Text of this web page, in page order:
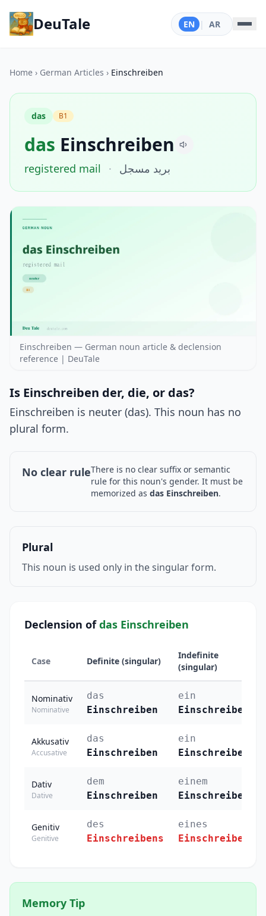
DeuTale EN | AR
Home › German Articles › Einschreiben
das B1
das Einschreiben
registered mail · بريد مسجل
Einschreiben — German noun article & declension
reference | DeuTale
Is Einschreiben der, die, or das?
Einschreiben is neuter (das). This noun has no
plural form.
No clear ruleThere is no clear suffix or semantic
rule for this noun's gender. It must be
memorized as das Einschreiben.
Plural
This noun is used only in the singular form.
Declension ofdas Einschreiben
Case Definite (singular)
Indefinite
(singular)
Nominativ
Nominative
das
Einschreiben
ein
Einschreiben
Akkusativ
Accusative
das
Einschreiben
ein
Einschreiben
Dativ
Dative
dem
Einschreiben
einem
Einschreiben
Genitiv
Genitive
des
Einschreibens
eines
Einschreibens
Memory Tip